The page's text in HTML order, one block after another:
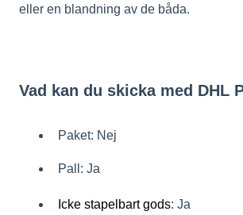
eller en blandning av de båda.
Vad kan du skicka med DHL
Paket: Nej
Pall: Ja
Icke stapelbart gods: Ja